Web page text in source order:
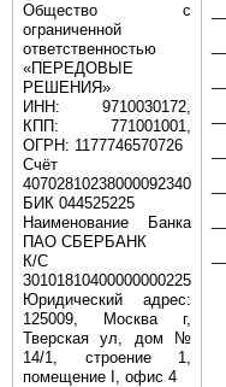
Общество с
ограниченной
ответственностью
«ПЕРЕДОВЫЕ
РЕШЕНИЯ»
ИНН: 9710030172,
КПП: 771001001,
ОГРН: 1177746570726
Счёт
40702810238000092340
БИК 044525225
Наименование Банка
ПАО СБЕРБАНК
К/С
30101810400000000225
Юридический адрес:
125009, Москва г,
Тверская ул, дом №
14/1, строение 1,
помещение I, офис 4